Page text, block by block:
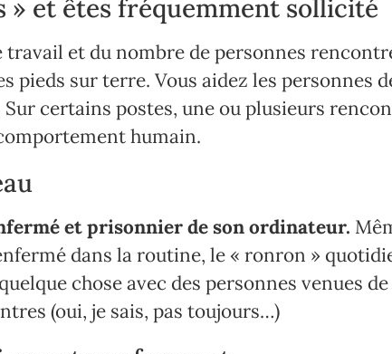
» et êtes fréquemment sollicité
et du nombre de personnes
pieds sur terre. Vous aidez les personnes
certains postes, une ou plusieurs
humain.
et prisonnier de son ordinateur.
dans la routine, le « ronron »
chose avec des personnes venues
(oui, je sais, pas toujours…)